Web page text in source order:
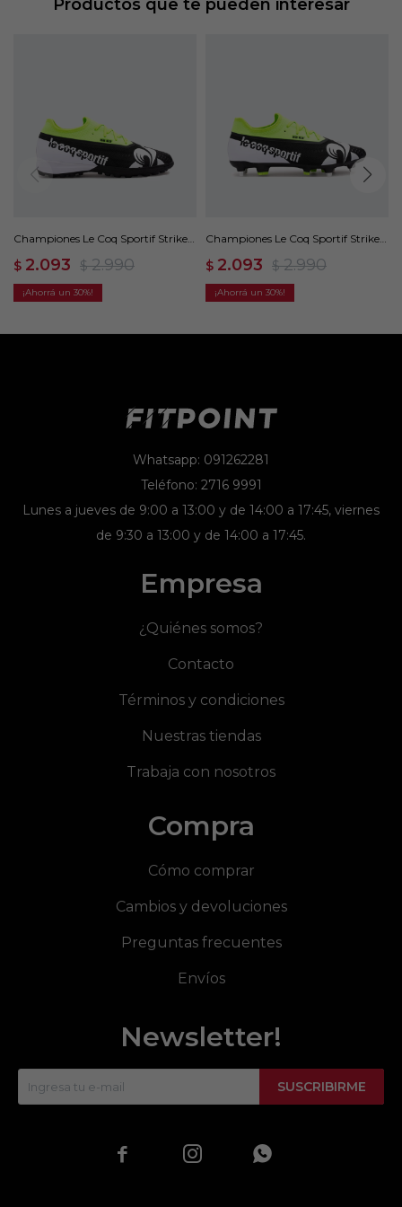
Productos que te pueden interesar
Championes Le Coq Sportif Striker
$ 2.093 $ 2.990
30
Championes Le Coq Sportif Striker
$ 2.093 $ 2.990
30
Whatsapp: 091262281
Teléfono: 2716 9991
Lunes a jueves de 9:00 a 13:00 y de 14:00 a 17:45, viernes
de 9:30 a 13:00 y de 14:00 a 17:45.
Empresa
¿Quiénes somos?
Contacto
Términos y condiciones
Nuestras tiendas
Trabaja con nosotros
Compra
Cómo comprar
Cambios y devoluciones
Preguntas frecuentes
Envíos
Newsletter!
SUSCRIBIRME
  